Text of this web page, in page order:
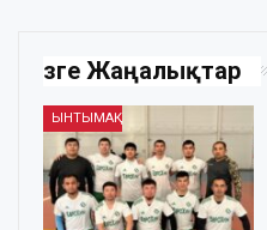
Өзге Жаңалықтар
ЫНТЫМАҚ